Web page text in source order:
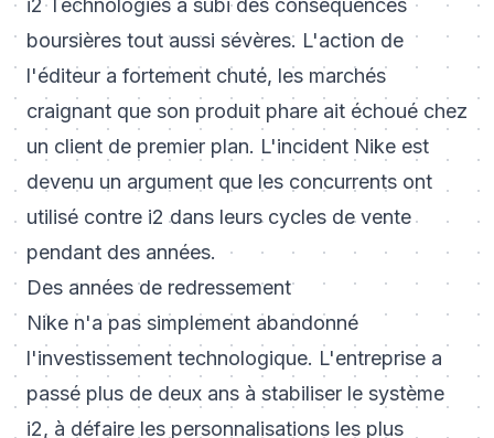
i2 Technologies a subi des conséquences
boursières tout aussi sévères. L'action de
l'éditeur a fortement chuté, les marchés
craignant que son produit phare ait échoué chez
un client de premier plan. L'incident Nike est
devenu un argument que les concurrents ont
utilisé contre i2 dans leurs cycles de vente
pendant des années.
Des années de redressement
Nike n'a pas simplement abandonné
l'investissement technologique. L'entreprise a
passé plus de deux ans à stabiliser le système
i2, à défaire les personnalisations les plus